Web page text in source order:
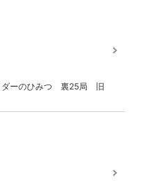
ダーのひみつ 裏25局 旧